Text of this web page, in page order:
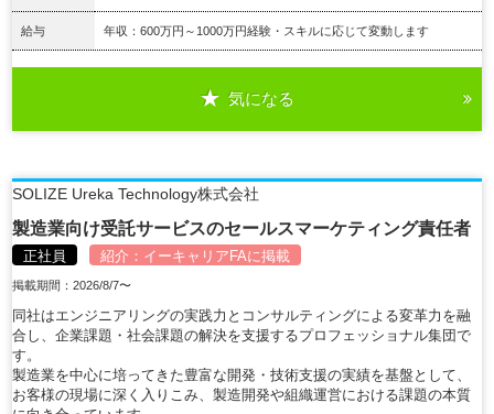
給与 年収：600万円～1000万円経験・スキルに応じて変動します
気になる
SOLIZE Ureka Technology株式会社
製造業向け受託サービスのセールスマーケティング責任者
正社員 紹介： イーキャリアFAに掲載
掲載期間：2026/8/7〜
同社はエンジニアリングの実践力とコンサルティングによる変革力を融
合し、企業課題・社会課題の解決を支援するプロフェッショナル集団で
す。
製造業を中心に培ってきた豊富な開発・技術支援の実績を基盤として、
お客様の現場に深く入りこみ、製造開発や組織運営における課題の本質